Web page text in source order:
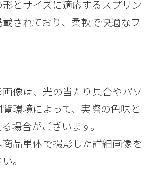
形とサイズに適応するスプリン
されており、柔軟で快適なフ
画像は、光の当たり具合やパソ
環境によって、実際の色味と
場合がございます。
品単体で撮影した詳細画像を
。